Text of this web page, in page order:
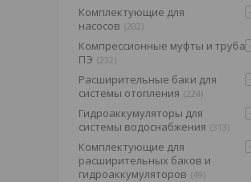
Комплектующие для
насосов 202
Компрессионные муфты и труба
ПЭ 232
Расширительные баки для
системы отопления 224
Гидроаккумуляторы для
системы водоснабжения 313
Комплектующие для
расширительных баков и
гидроаккумуляторов 49